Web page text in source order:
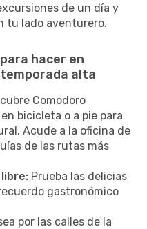
de un día y
tu lado aventurero.
hacer en
alta
Comodoro
bicicleta o a pie para
Acude a la oficina de
de las rutas más
Prueba las delicias
gastronómico
por las calles de la